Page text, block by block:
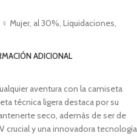
♀ Mujer, al 30%, Liquidaciones,
ADICIONAL
aventura con la camiseta
técnica ligera destaca por su
seco, además de ser de
crucial y una innovadora tecnología